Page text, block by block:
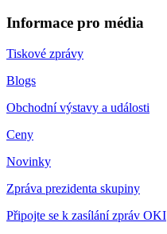
Informace pro média
Tiskové zprávy
Blogs
Obchodní výstavy a události
Ceny
Novinky
Zpráva prezidenta skupiny
Připojte se k zasílání zpráv OKI